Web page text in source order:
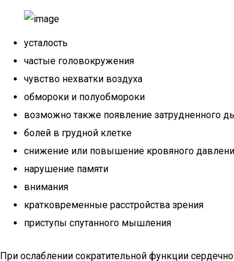
усталость
частые головокружения
чувство нехватки воздуха
обмороки и полуобмороки
возможно также появление затрудненного
болей в грудной клетке
снижение или повышение кровяного
нарушение памяти
внимания
кратковременные расстройства зрения
приступы спутанного мышления
При ослаблении сократительной функции